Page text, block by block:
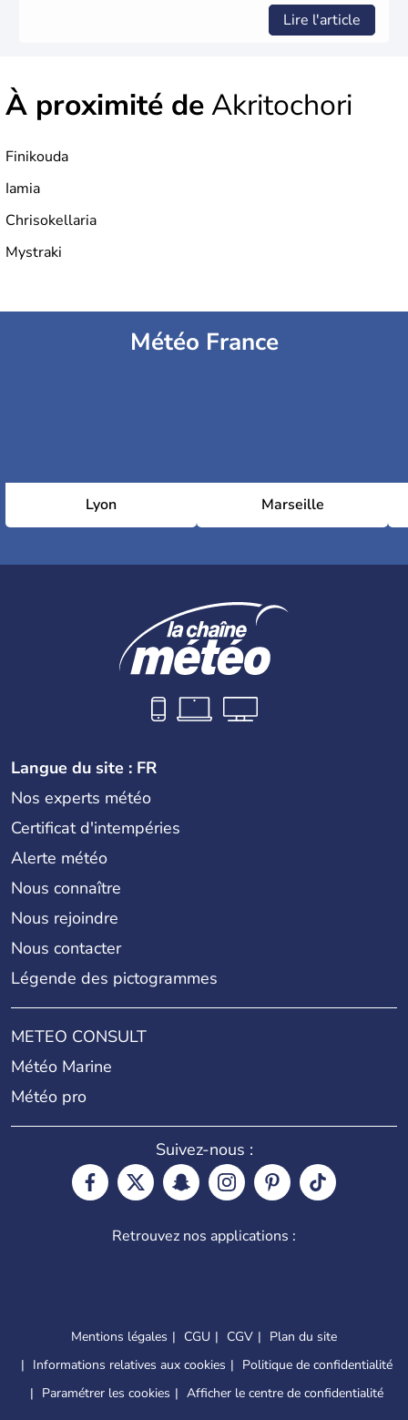
Lire l'article
À proximité deAkritochori
Finikouda
Iamia
Chrisokellaria
Mystraki
Météo France
Lyon Marseille
Langue du site : FR
Nos experts météo
Certificat d'intempéries
Alerte météo
Nous connaître
Nous rejoindre
Nous contacter
Légende des pictogrammes
METEO CONSULT
Météo Marine
Météo pro
Suivez-nous :
Retrouvez nos applications :
Mentions légales CGU CGV
Plan du site
Informations relatives aux cookies
Politique de confidentialité
Paramétrer les cookies
Afficher le centre de confidentialité